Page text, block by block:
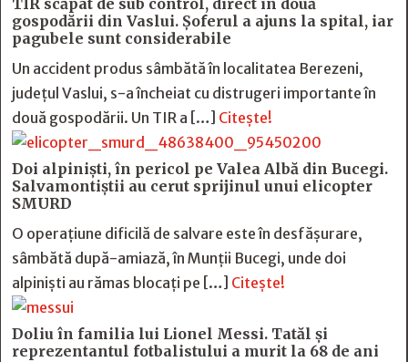
TIR scăpat de sub control, direct în două
gospodării din Vaslui. Șoferul a ajuns la spital, iar
pagubele sunt considerabile
Un accident produs sâmbătă în localitatea Berezeni,
județul Vaslui, s-a încheiat cu distrugeri importante în
două gospodării. Un TIR a […] Citește!
Doi alpiniști, în pericol pe Valea Albă din Bucegi.
Salvamontiștii au cerut sprijinul unui elicopter
SMURD
O operațiune dificilă de salvare este în desfășurare,
sâmbătă după-amiază, în Munții Bucegi, unde doi
alpiniști au rămas blocați pe […] Citește!
Doliu în familia lui Lionel Messi. Tatăl și
reprezentantul fotbalistului a murit la 68 de ani